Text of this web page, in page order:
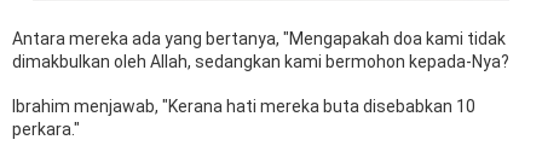
Antara mereka ada yang bertanya, "Mengapakah doa kami tidak
dimakbulkan oleh Allah, sedangkan kami bermohon kepada-Nya?
Ibrahim menjawab, "Kerana hati mereka buta disebabkan 10
perkara."